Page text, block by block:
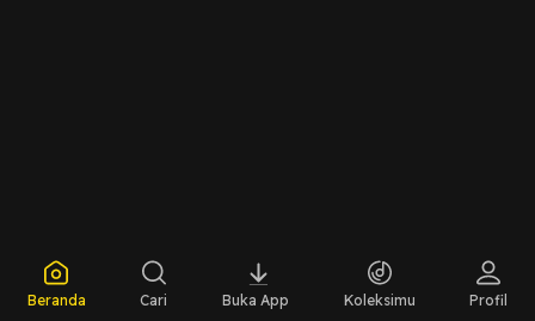
Beranda Cari Buka App Koleksimu Profil